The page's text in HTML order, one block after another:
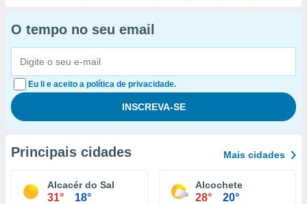
O tempo no seu email
Eu li e aceito a política de privacidade.
Principais cidades Mais cidades
Alcacér do Sal
31° 18°
Alcochete
28° 20°